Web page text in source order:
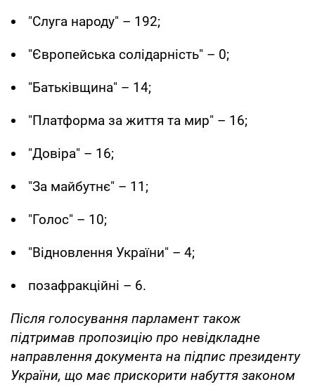
"Слуга народу" – 192;
"Європейська солідарність" – 0;
"Батьківщина" – 14;
"Платформа за життя та мир" – 16;
"Довіра" – 16;
"За майбутнє" – 11;
"Голос" – 10;
"Відновлення України" – 4;
позафракційні – 6.
Після голосування парламент також
підтримав пропозицію про невідкладне
направлення документа на підпис президенту
України, що має прискорити набуття законом